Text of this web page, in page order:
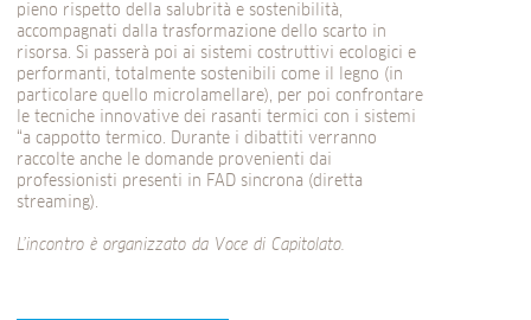
pieno rispetto della salubrità e sostenibilità,
accompagnati dalla trasformazione dello scarto in
risorsa. Si passerà poi ai sistemi costruttivi ecologici e
performanti, totalmente sostenibili come il legno (in
particolare quello microlamellare), per poi confrontare
le tecniche innovative dei rasanti termici con i sistemi
“a cappotto termico. Durante i dibattiti verranno
raccolte anche le domande provenienti dai
professionisti presenti in FAD sincrona (diretta
streaming).
L’incontro è organizzato da Voce di Capitolato